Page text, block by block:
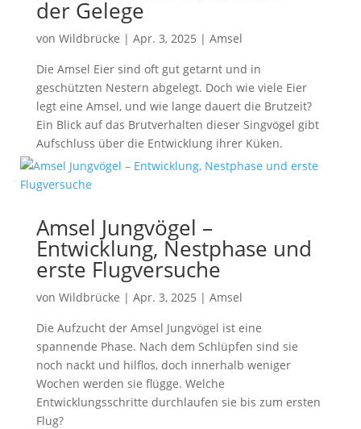
der Gelege
von Wildbrücke | Apr. 3, 2025 | Amsel
Die Amsel Eier sind oft gut getarnt und in
geschützten Nestern abgelegt. Doch wie viele Eier
legt eine Amsel, und wie lange dauert die Brutzeit?
Ein Blick auf das Brutverhalten dieser Singvögel gibt
Aufschluss über die Entwicklung ihrer Küken.
Amsel Jungvögel –
Entwicklung, Nestphase und
erste Flugversuche
von Wildbrücke | Apr. 3, 2025 | Amsel
Die Aufzucht der Amsel Jungvögel ist eine
spannende Phase. Nach dem Schlüpfen sind sie
noch nackt und hilflos, doch innerhalb weniger
Wochen werden sie flügge. Welche
Entwicklungsschritte durchlaufen sie bis zum ersten
Flug?